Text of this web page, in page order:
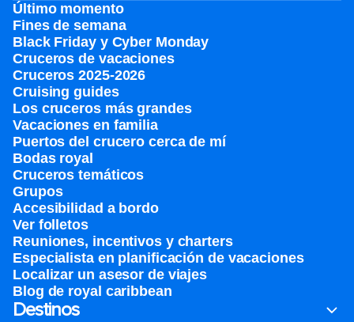
Último momento
Fines de semana
Black Friday y Cyber Monday
Cruceros de vacaciones
Cruceros 2025-2026
Cruising guides
Los cruceros más grandes
Vacaciones en familia
Puertos del crucero cerca de mí
Bodas royal
Cruceros temáticos
Grupos
Accesibilidad a bordo
Ver folletos
Reuniones, incentivos y charters​
Especialista en planificación de vacaciones
Localizar un asesor de viajes
Blog de royal caribbean
Destinos